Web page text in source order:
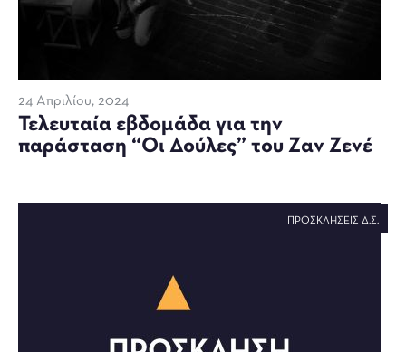
24 Απριλίου, 2024
Τελευταία εβδομάδα για την
παράσταση “Οι Δούλες” του Ζαν Ζενέ
ΠΡΟΣΚΛΉΣΕΙΣ Δ.Σ.